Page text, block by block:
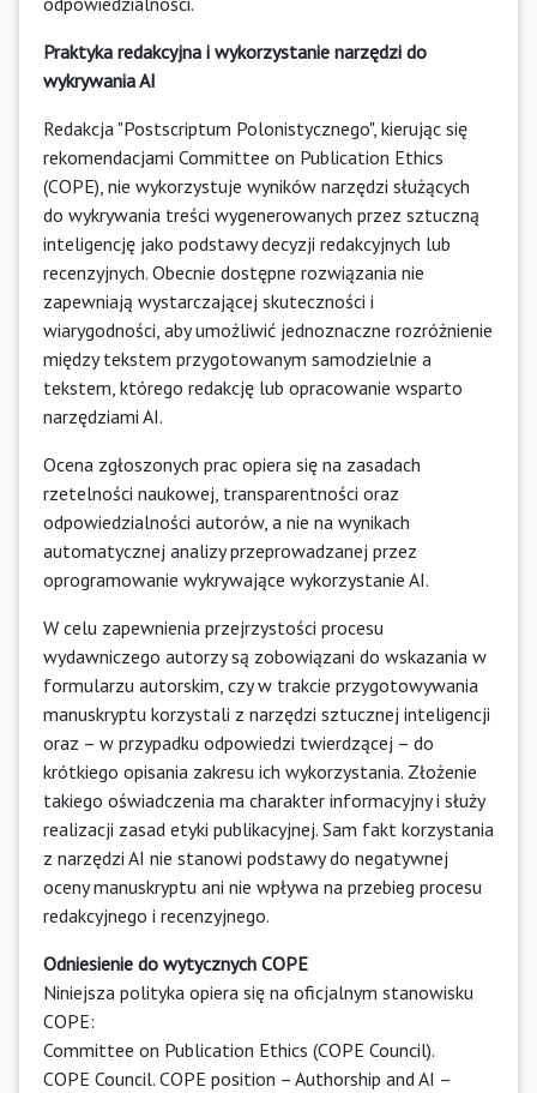
Praktyka redakcyjna i wykorzystanie narzędzi do
wykrywania AI
Redakcja "Postscriptum Polonistycznego", kierując się
rekomendacjami Committee on Publication Ethics
(COPE), nie wykorzystuje wyników narzędzi służących
do wykrywania treści wygenerowanych przez sztuczną
inteligencję jako podstawy decyzji redakcyjnych lub
recenzyjnych. Obecnie dostępne rozwiązania nie
zapewniają wystarczającej skuteczności i
wiarygodności, aby umożliwić jednoznaczne rozróżnienie
między tekstem przygotowanym samodzielnie a
tekstem, którego redakcję lub opracowanie wsparto
narzędziami AI.
Ocena zgłoszonych prac opiera się na zasadach
rzetelności naukowej, transparentności oraz
odpowiedzialności autorów, a nie na wynikach
automatycznej analizy przeprowadzanej przez
oprogramowanie wykrywające wykorzystanie AI.
W celu zapewnienia przejrzystości procesu
wydawniczego autorzy są zobowiązani do wskazania w
formularzu autorskim, czy w trakcie przygotowywania
manuskryptu korzystali z narzędzi sztucznej inteligencji
oraz – w przypadku odpowiedzi twierdzącej – do
krótkiego opisania zakresu ich wykorzystania. Złożenie
takiego oświadczenia ma charakter informacyjny i służy
realizacji zasad etyki publikacyjnej. Sam fakt korzystania
z narzędzi AI nie stanowi podstawy do negatywnej
oceny manuskryptu ani nie wpływa na przebieg procesu
redakcyjnego i recenzyjnego.
Odniesienie do wytycznych COPE
Niniejsza polityka opiera się na oficjalnym stanowisku
COPE:
Committee on Publication Ethics (COPE Council).
COPE Council. COPE position – Authorship and AI –